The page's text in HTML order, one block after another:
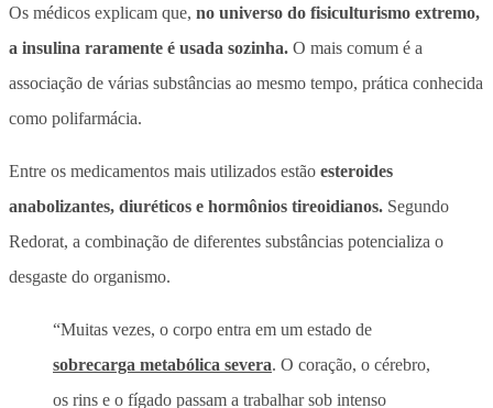
Os médicos explicam que, no universo do fisiculturismo extremo,
a insulina raramente é usada sozinha. O mais comum é a
associação de várias substâncias ao mesmo tempo, prática conhecida
como polifarmácia.
Entre os medicamentos mais utilizados estão esteroides
anabolizantes, diuréticos e hormônios tireoidianos. Segundo
Redorat, a combinação de diferentes substâncias potencializa o
desgaste do organismo.
“Muitas vezes, o corpo entra em um estado de
sobrecarga metabólica severa. O coração, o cérebro,
os rins e o fígado passam a trabalhar sob intenso